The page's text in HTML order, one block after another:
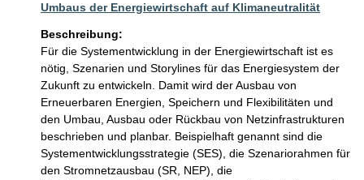
Umbaus der Energiewirtschaft auf Klimaneutralität
Beschreibung:
Für die Systementwicklung in der Energiewirtschaft ist es
nötig, Szenarien und Storylines für das Energiesystem der
Zukunft zu entwickeln. Damit wird der Ausbau von
Erneuerbaren Energien, Speichern und Flexibilitäten und
den Umbau, Ausbau oder Rückbau von Netzinfrastrukturen
beschrieben und planbar. Beispielhaft genannt sind die
Systementwicklungsstrategie (SES), die Szenariorahmen für
den Stromnetzausbau (SR, NEP), die